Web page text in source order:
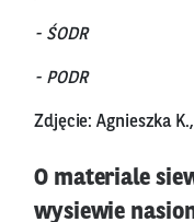
- ŚODR
- PODR
Zdjęcie: Agnieszka
O materiale
wysiewie